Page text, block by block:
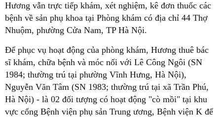
Hương vẫn trực tiếp khám, xét nghiệm, kê đơn thuốc các
bệnh về sản phụ khoa tại Phòng khám có địa chỉ 44 Thợ
Nhuộm, phường Cửa Nam, TP Hà Nội.
Để phục vụ hoạt động của phòng khám, Hương thuê bác
sĩ khám, chữa bệnh và móc nối với Lê Công Ngôi (SN
1984; thường trú tại phường Vĩnh Hưng, Hà Nội),
Nguyễn Văn Tâm (SN 1983; thường trú tại xã Trần Phú,
Hà Nội) - là 02 đối tượng có hoạt động "cò mồi" tại khu
vực cổng Bệnh viện phụ sản Trung ương, Bệnh viện K để